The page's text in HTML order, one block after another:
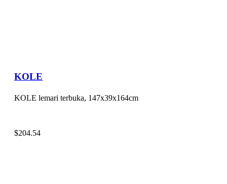
KOLE
KOLE lemari terbuka, 147x39x164cm
$204.54